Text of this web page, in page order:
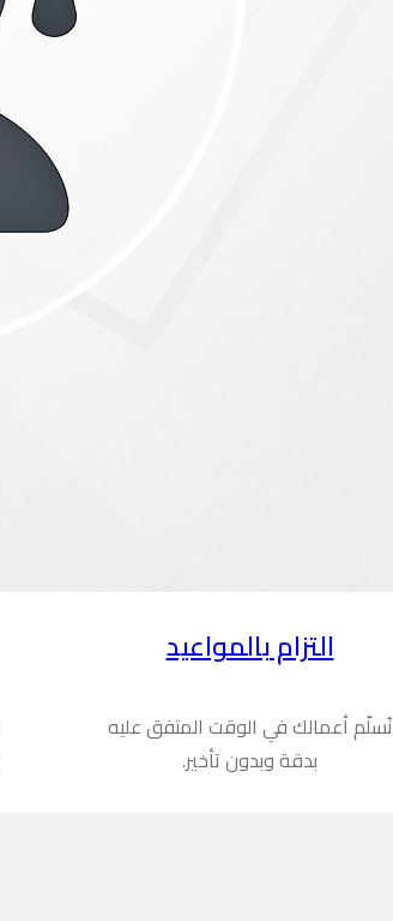
التزام بالمواعيد
نُسلّم أعمالك في الوقت المتفق عليه
بدقة وبدون تأخير.